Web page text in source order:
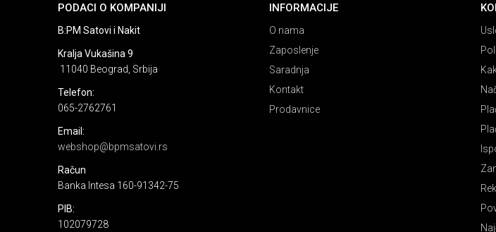
PODACI O KOMPANIJI
B:PM Satovi i Nakit
Kralja Vukašina 9
11040 Beograd, Srbija
Telefon:
065-2762761
Email:
webshop@bpmsatovi.rs
Račun
Banka Intesa 160-91342-75
PIB:
102079728
INFORMACIJE
O nama
Zaposlenje
Saradnja
Kontakt
Prodavnice